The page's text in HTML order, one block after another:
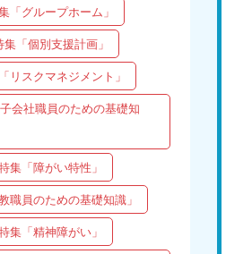
「グループホーム」
集「個別支援計画」
リスクマネジメント」
会社職員のための基礎知
集「障がい特性」
職員のための基礎知識」
集「精神障がい」